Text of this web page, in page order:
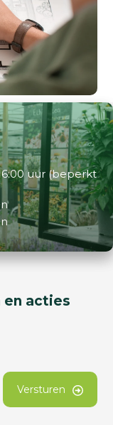
uur (beperkt
en acties
Versturen